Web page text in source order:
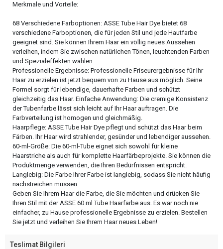
Merkmale und Vorteile:
68 Verschiedene Farboptionen: ASSE Tube Hair Dye bietet 68
verschiedene Farboptionen, die für jeden Stil und jede Hautfarbe
geeignet sind. Sie können Ihrem Haar ein völlig neues Aussehen
verleihen, indem Sie zwischen natürlichen Tönen, leuchtenden Farben
und Spezialeffekten wählen.
Professionelle Ergebnisse: Professionelle Friseurergebnisse für Ihr
Haar zu erzielen ist jetzt bequem von zu Hause aus möglich. Seine
Formel sorgt für lebendige, dauerhafte Farben und schützt
gleichzeitig das Haar. Einfache Anwendung: Die cremige Konsistenz
der Tubenfarbe lässt sich leicht auf Ihr Haar auftragen. Die
Farbverteilung ist homogen und gleichmäßig.
Haarpflege: ASSE Tube Hair Dye pflegt und schützt das Haar beim
Färben. Ihr Haar wird strahlender, gesünder und lebendiger aussehen.
60-ml-Größe: Die 60-ml-Tube eignet sich sowohl für kleine
Haarstriche als auch für komplette Haarfärbeprojekte. Sie können die
Produktmenge verwenden, die Ihren Bedürfnissen entspricht.
Langlebig: Die Farbe Ihrer Farbe ist langlebig, sodass Sie nicht häufig
nachstreichen müssen.
Geben Sie Ihrem Haar die Farbe, die Sie möchten und drücken Sie
Ihren Stil mit der ASSE 60 ml Tube Haarfarbe aus. Es war noch nie
einfacher, zu Hause professionelle Ergebnisse zu erzielen. Bestellen
Sie jetzt und verleihen Sie Ihrem Haar neues Leben!
Teslimat Bilgileri